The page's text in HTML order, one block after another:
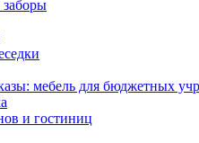
мебель для бюджетных
и гостиниц